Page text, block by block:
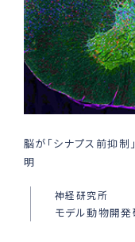
脳が「シナプス前抑
明
神経研究所
モデル動物開